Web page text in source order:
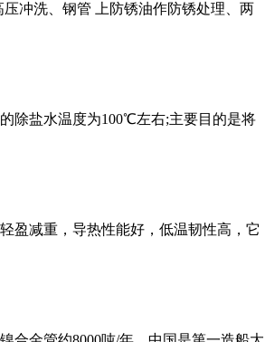
冲洗、钢管 上防锈油作防锈处理、两
除盐水温度为100℃左右;主要目的是将
盈减重，导热性能好，低温韧性高，它